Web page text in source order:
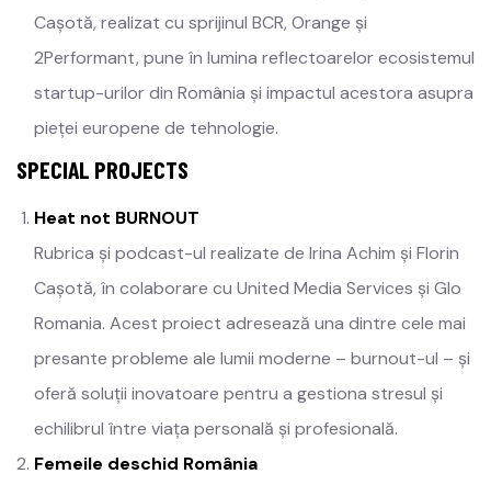
Cașotă, realizat cu sprijinul BCR, Orange și
2Performant, pune în lumina reflectoarelor ecosistemul
startup-urilor din România și impactul acestora asupra
pieței europene de tehnologie.
SPECIAL PROJECTS
Heat not BURNOUT
Rubrica și podcast-ul realizate de Irina Achim și Florin
Cașotă, în colaborare cu United Media Services și Glo
Romania. Acest proiect adresează una dintre cele mai
presante probleme ale lumii moderne – burnout-ul – și
oferă soluții inovatoare pentru a gestiona stresul și
echilibrul între viața personală și profesională.
Femeile deschid România